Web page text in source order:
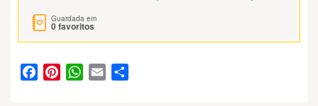
Guardada em
0favoritos
FacebookPinterestWhatsApp
Email